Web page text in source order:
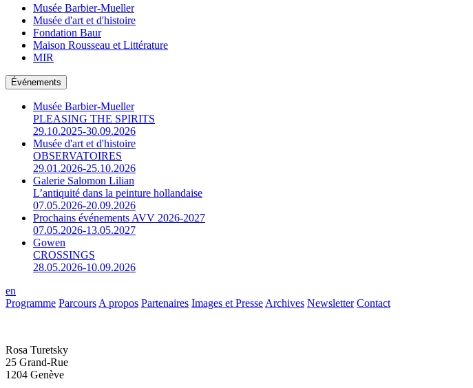
Musée Barbier-Mueller
Musée d'art et d'histoire
Fondation Baur
Maison Rousseau et Littérature
MIR
Événements
Musée Barbier-Mueller
PLEASING THE SPIRITS
29.10.2025-30.09.2026
Musée d'art et d'histoire
OBSERVATOIRES
29.01.2026-25.10.2026
Galerie Salomon Lilian
L’antiquité dans la peinture hollandaise
07.05.2026-20.09.2026
Prochains événements AVV 2026-2027
07.05.2026-13.05.2027
Gowen
CROSSINGS
28.05.2026-10.09.2026
en
Programme Parcours A propos Partenaires Images et Presse Archives Newsletter Contact
Rosa Turetsky
25 Grand-Rue
1204 Genève